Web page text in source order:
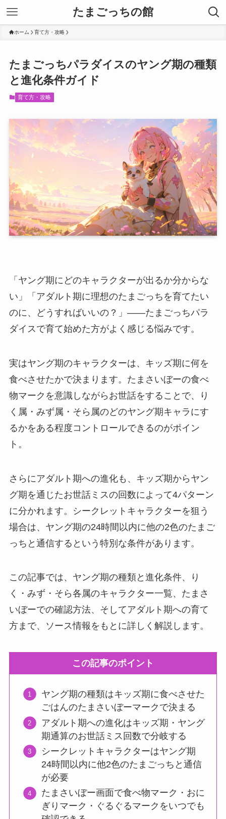
たまごっちの館
ホーム 育て方・攻略
たまごっちパラダイスのヤング期の種類
と進化条件ガイド
育て方・攻略
「ヤング期にどのキャラクターが出るか分からな
い」「アダルト期に理想のたまごっちを育てたい
のに、どうすればいいの？」――たまごっちパラ
ダイスで育て始めた方がよく感じる悩みです。
実はヤング期のキャラクターは、キッズ期に何を
食べさせたかで決まります。たまさいぼーの食べ
物マークを意識しながらお世話をすることで、り
く属・みず属・そら属のどのヤング期キャラにす
るかをある程度コントロールできるのがポイン
ト。
さらにアダルト期への進化も、キッズ期からヤン
グ期を通じたお世話ミスの回数によって4パターン
に分かれます。シークレットキャラクターを狙う
場合は、ヤング期の24時間以内に他の2色のたまご
っちと通信するという特別な条件があります。
この記事では、ヤング期の種類と進化条件、り
く・みず・そら各属のキャラクター一覧、たまさ
いぼーでの確認方法、そしてアダルト期への育て
方まで、ソース情報をもとに詳しく解説します。
この記事のポイント
ヤング期の種類はキッズ期に食べさせた
ごはんのたまさいぼーマークで決まる
アダルト期への進化はキッズ期・ヤング
期通算のお世話ミス回数で分岐する
シークレットキャラクターはヤング期
24時間以内に他2色のたまごっちと通信
が必要
たまさいぼー画面で食べ物マーク・おに
ぎりマーク・ぐるぐるマークをいつでも